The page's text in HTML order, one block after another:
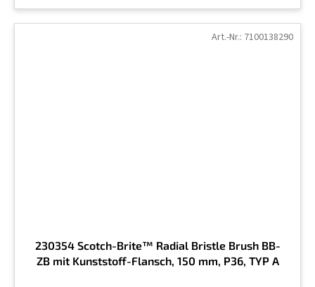
230354 Scotch-Brite™ Radial Bristle Brush BB-
ZB mit Kunststoff-Flansch, 150 mm, P36, TYP A
Art.-Nr.: 7100138290